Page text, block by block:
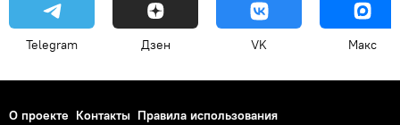
Telegram Дзен VK Макс
О проекте Контакты Правила использования